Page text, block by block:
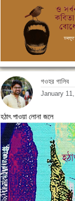
গওহর গালিব
January
হঠাৎ পাওয়া লোনা জলে